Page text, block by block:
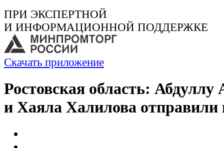
ПРИ ЭКСПЕРТНОЙ
И ИНФОРМАЦИОННОЙ ПОДДЕРЖКЕ
Скачать приложение
Ростовская область: Абдуллу
и Хаяла Халилова